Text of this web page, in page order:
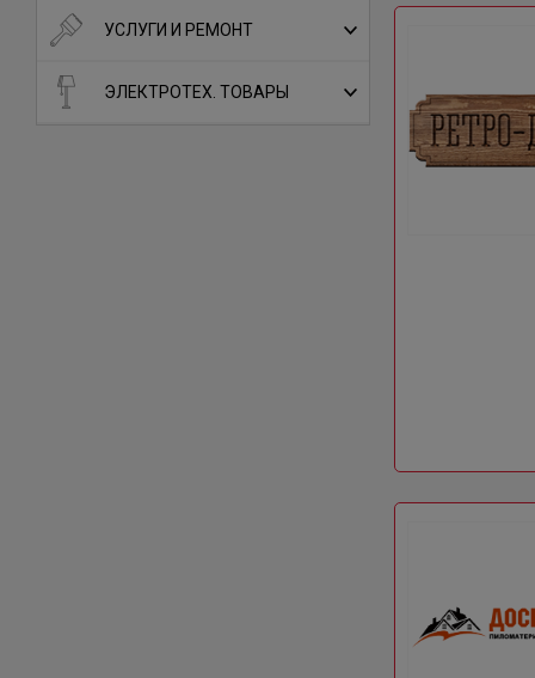
УСЛУГИ И РЕМОНТ
ЭЛЕКТРОТЕХ. ТОВАРЫ